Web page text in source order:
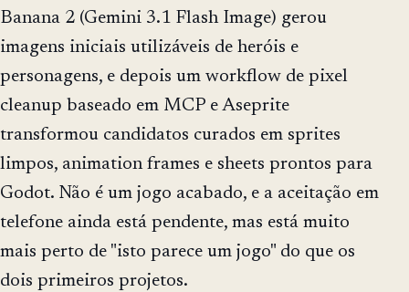
Banana 2 (Gemini 3.1 Flash Image) gerou
imagens iniciais utilizáveis de heróis e
personagens, e depois um workflow de pixel
cleanup baseado em MCP e Aseprite
transformou candidatos curados em sprites
limpos, animation frames e sheets prontos para
Godot. Não é um jogo acabado, e a aceitação em
telefone ainda está pendente, mas está muito
mais perto de "isto parece um jogo" do que os
dois primeiros projetos.